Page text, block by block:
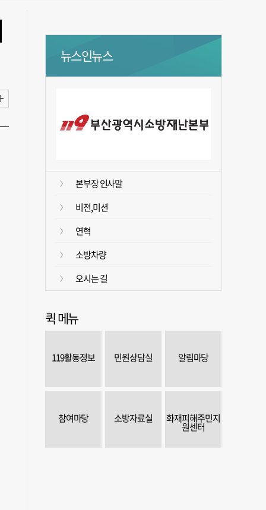
뉴스인뉴스
본부장 인사말
비전,미션
연혁
소방차량
오시는 길
퀵 메뉴
119활동정보 민원상담실 알림마당
참여마당 소방자료실 화재피해주민지
원센터